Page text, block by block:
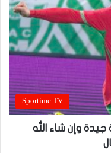
Sportime TV
جيدة وإن شاء الله